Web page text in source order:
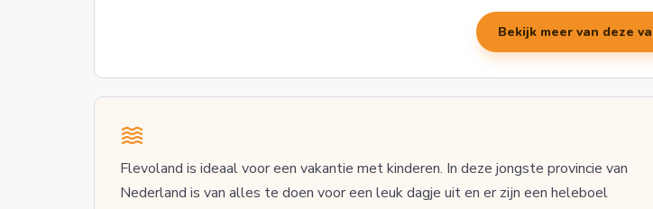
Bekijk meer van deze
Flevoland is ideaal voor een vakantie met kinderen. In deze jongste provincie van
Nederland is van alles te doen voor een leuk dagje uit en er zijn een heleboel